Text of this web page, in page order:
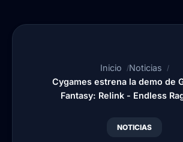
Inicio
Noticias
Cygames estrena la demo de
Fantasy: Relink - Endless
NOTICIAS